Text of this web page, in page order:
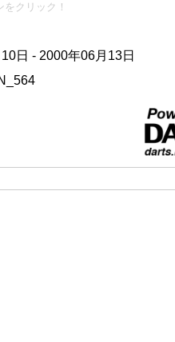
クリック！
日 - 2000年06月13日